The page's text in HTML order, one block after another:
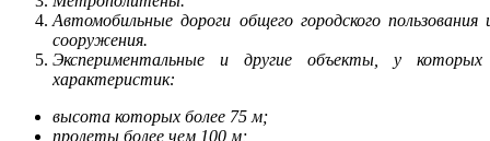
Автомобильные дороги общего городского
сооружения.
Экспериментальные и другие объекты, у
характеристик:
высота которых более 75 м;
пролеты более чем 100 м;